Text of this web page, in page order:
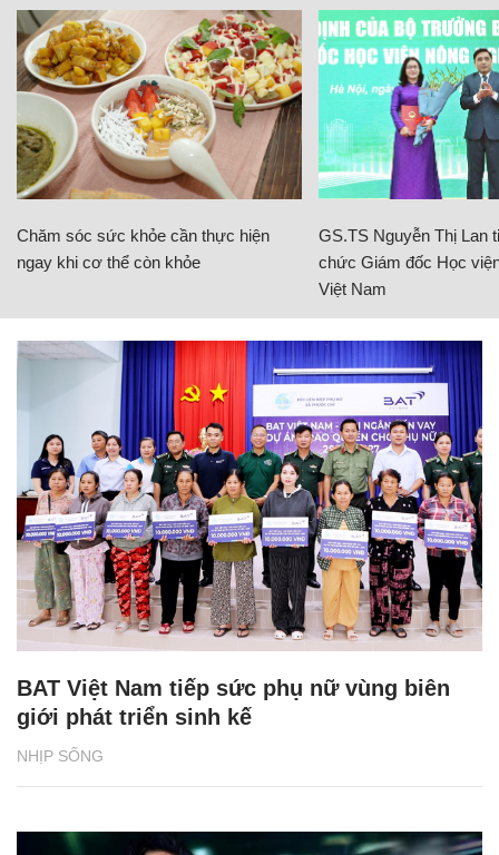
Chăm sóc sức khỏe cần thực hiện
ngay khi cơ thể còn khỏe
GS.TS Nguyễn Thị Lan
chức Giám đốc Học
Việt Nam
NHỊP SỐNG
BAT Việt Nam tiếp sức phụ nữ vùng biên
giới phát triển sinh kế